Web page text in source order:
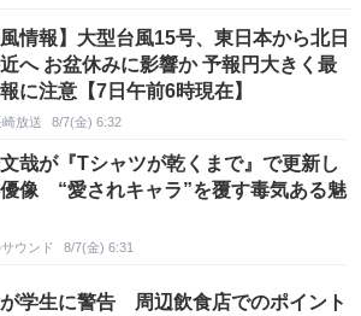
風情報】大型台風15号、東日本から北日
へ お盆休みに影響か 予報円大きく最
に注意【7日午前6時現在】
放送 8/7(金) 6:32
哉が『Tシャツが乾くまで』で更新し
像 “愛されキャラ”を覆す毒気ある魅
ウンド 8/7(金) 6:31
学生に警告 周辺飲食店でのポイント